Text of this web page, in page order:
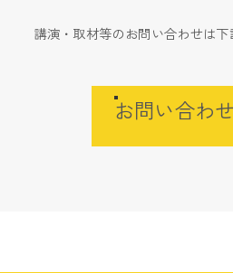
講演・取材等のお問い合わせは下
お問い合わ